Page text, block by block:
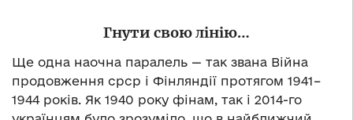
Гнути свою лінію…
Ще одна наочна паралель — так звана Війна
продовження срср і Фінляндії протягом 1941–
1944 років. Як 1940 року фінам, так і 2014-го